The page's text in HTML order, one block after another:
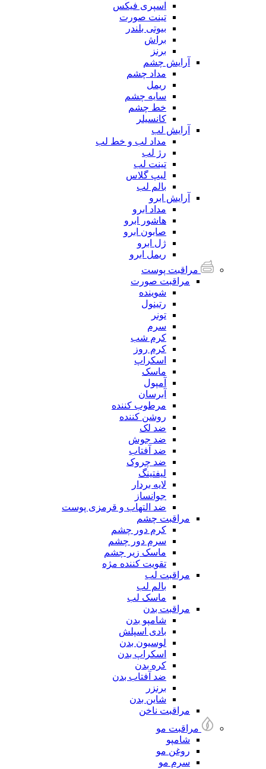
اسپری فیکس
تینت صورت
بیوتی بلندر
براش
برنز
آرایش چشم
مداد چشم
ریمل
سایه چشم
خط چشم
کانسیلر
آرایش لب
مداد لب و خط لب
رژ لب
تینت لب
لیپ گلاس
بالم لب
آرایش ابرو
مداد ابرو
هاشور ابرو
صابون ابرو
ژل ابرو
ریمل ابرو
مراقبت پوست
مراقبت صورت
شوینده
رتینول
تونر
سرم
کرم شب
کرم روز
اسکراپ
ماسک
آمپول
آبرسان
مرطوب کننده
روشن کننده
ضد لک
ضد جوش
ضد آفتاب
ضد چروک
لیفتینگ
لایه بردار
جوانساز
ضد التهاب و قرمزی پوست
مراقبت چشم
کرم دور چشم
سرم دور چشم
ماسک زیر چشم
تقویت کننده مژه
مراقبت لب
بالم لب
ماسک لب
مراقبت بدن
شامپو بدن
بادی اسپلش
لوسیون بدن
اسکراپ بدن
کره بدن
ضد آفتاب بدن
برنزر
شاین بدن
مراقبت ناخن
مراقبت مو
شامپو
روغن مو
سرم مو